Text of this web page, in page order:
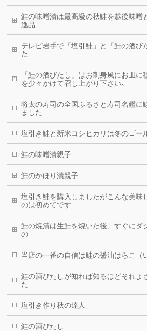
鮭の味噌漬は最高級の秋鮭を越後味噌
逸品
テレビ岩手で「塩引鮭」と「鮭の酒び
た
「鮭の酒びたし」はお刺身風にお皿
を少々かけて召し上がり下さい｡
将太の寿司の全国ふるさと寿司名鑑に
ました
塩引き鮭と新米コシヒカリは冬のゴー
鮭の味噌漬親子
鮭のかほり漬親子
塩引き鮭を購入しましたがこんな美味
のは初めてです
鮭の焼漬は生鮭を焼いた後、すぐにダ
の
当店の一番の自信は鮭の醤油はらこ（
鮭の酒びたしが知れば知るほどそれよ
た
塩引き作り秋の達人
鮭の酒びたし